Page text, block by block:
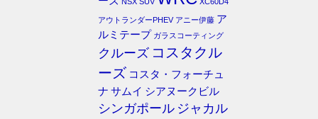
アウトランダーPHEV アニー伊藤 ア
ルミテープ ガラスコーティング
クルーズ コスタクル
ーズ コスタ・フォーチュ
ナ サムイ シアヌークビル
シンガポール ジャカル